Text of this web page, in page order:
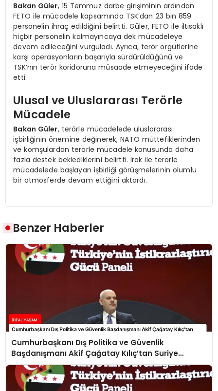
Bakan Güler, 15 Temmuz darbe girişiminin ardından
FETÖ ile mücadele kapsamında TSK’dan 23 bin 859
personelin ihraç edildiğini belirtti. Güler, FETÖ ile iltisaklı
hiçbir personelin kalmayıncaya dek mücadeleye
devam edileceğini vurguladı. Ayrıca, terör örgütlerine
karşı operasyonların başarıyla sürdürüldüğünü ve
TSK’nın terör koridoruna müsaade etmeyeceğini ifade
etti.
Ulusal ve Uluslararası Terörle
Mücadele
Bakan Güler, terörle mücadelede uluslararası
işbirliğinin önemine değinerek, NATO müttefiklerinden
ve komşulardan terörle mücadele konusunda daha
fazla destek beklediklerini belirtti. Irak ile terörle
mücadelede başlayan işbirliği görüşmelerinin olumlu
bir atmosferde devam ettiğini aktardı.
Benzer Haberler
Cumhurbaşkanı Dış Politika ve Güvenlik
Başdanışmanı Akif Çağatay Kılıç’tan Suriye
Panelinde Önemli Açıklamalar